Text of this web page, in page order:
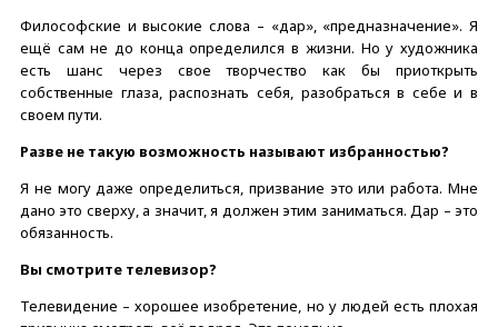
Философские и высокие слова – «дар», «предназначение». Я
ещё сам не до конца определился в жизни. Но у художника
есть шанс через свое творчество как бы приоткрыть
собственные глаза, распознать себя, разобраться в себе и в
своем пути.
Разве не такую возможность называют избранностью?
Я не могу даже определиться, призвание это или работа. Мне
дано это сверху, а значит, я должен этим заниматься. Дар – это
обязанность.
Вы смотрите телевизор?
Телевидение – хорошее изобретение, но у людей есть плохая